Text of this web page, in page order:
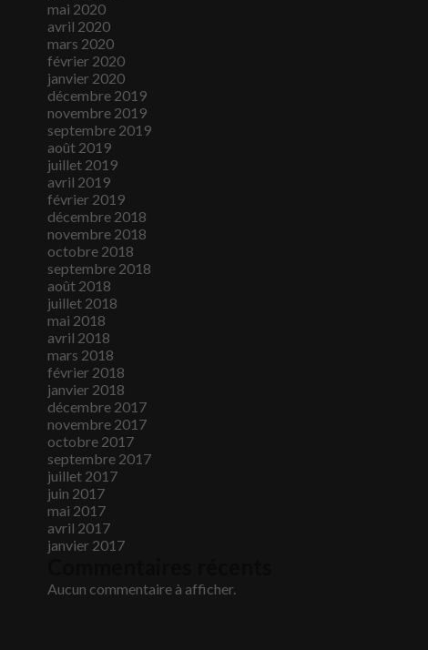
mai 2020
avril 2020
mars 2020
février 2020
janvier 2020
décembre 2019
novembre 2019
septembre 2019
août 2019
juillet 2019
avril 2019
février 2019
décembre 2018
novembre 2018
octobre 2018
septembre 2018
août 2018
juillet 2018
mai 2018
avril 2018
mars 2018
février 2018
janvier 2018
décembre 2017
novembre 2017
octobre 2017
septembre 2017
juillet 2017
juin 2017
mai 2017
avril 2017
janvier 2017
Aucun commentaire à afficher.